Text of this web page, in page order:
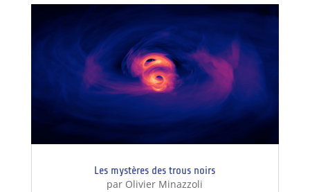
Les mystères des trous noirs
par Olivier Minazzoli